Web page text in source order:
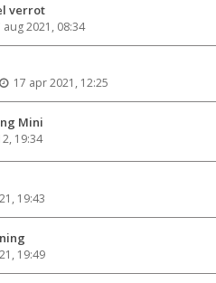
verrot
aug 2021, 08:34
17 apr 2021, 12:25
Mini
19:34
19:43
19:49